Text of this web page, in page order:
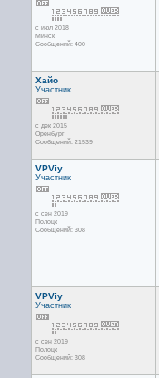
с июл 2018
Минск
Сообщений: 400
Хайо
Участник
с дек 2015
Оренбург
Сообщений: 21539
VPViy
Участник
с сен 2019
Полоцк
Сообщений: 308
VPViy
Участник
с сен 2019
Полоцк
Сообщений: 308